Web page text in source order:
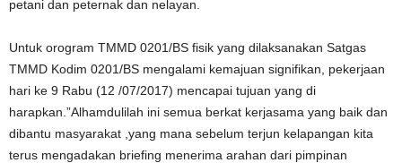
petani dan peternak dan nelayan.
Untuk orogram TMMD 0201/BS fisik yang dilaksanakan Satgas
TMMD Kodim 0201/BS mengalami kemajuan signifikan, pekerjaan
hari ke 9 Rabu (12 /07/2017) mencapai tujuan yang di
harapkan.”Alhamdulilah ini semua berkat kerjasama yang baik dan
dibantu masyarakat ,yang mana sebelum terjun kelapangan kita
terus mengadakan briefing menerima arahan dari pimpinan